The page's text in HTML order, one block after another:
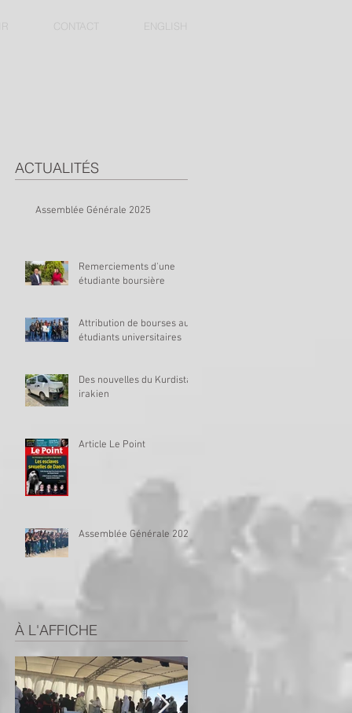
CONTACT ENGLISH
ACTUALITÉS
Assemblée Générale 2025
Remerciements d'une
étudiante boursière
Attribution de bourses aux
étudiants universitaires
Des nouvelles du Kurdistan
irakien
Article Le Point
Assemblée Générale 2023
À L'AFFICHE